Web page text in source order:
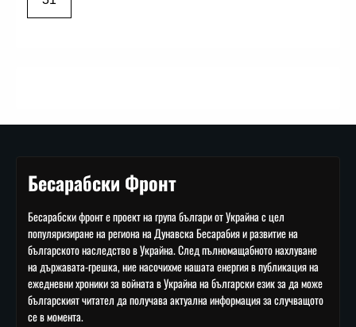
Бесарабски Фронт
Бесарабски фронт е проект на група българи от Украйна с цел
популяризиране на региона на Дунавска Бесарабия и развитие на
българското наследство в Украйна. След пълномащабното нахлуване
на държавата-грешка, ние насочихме нашата енергия в публикация на
ежедневни хроники за войната в Украйна на български език за да може
българският читател да получава актуална информация за случващото
се в момента.